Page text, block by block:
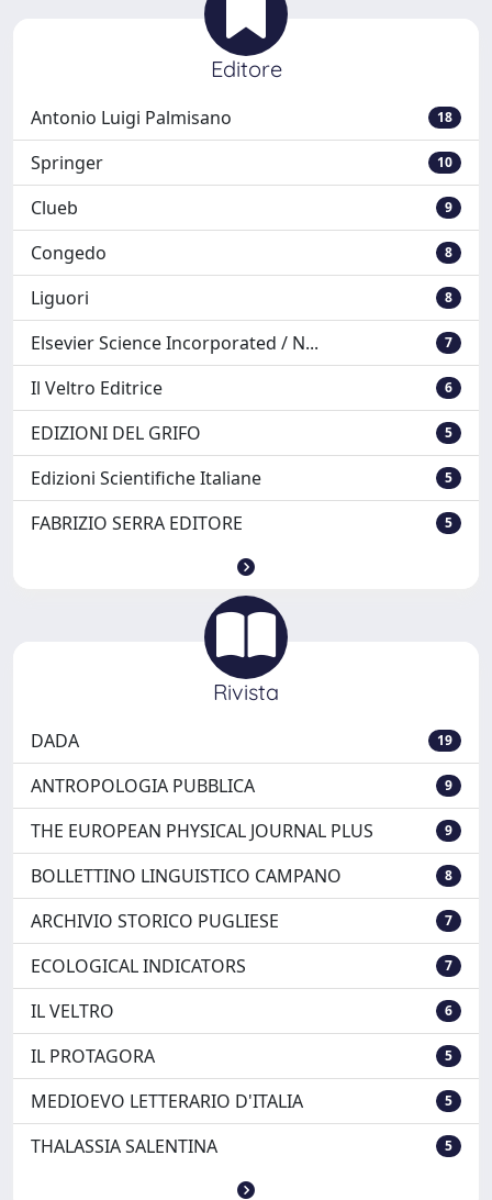
Editore
Antonio Luigi Palmisano 18
Springer 10
Clueb 9
Congedo 8
Liguori 8
Elsevier Science Incorporated / N... 7
Il Veltro Editrice 6
EDIZIONI DEL GRIFO 5
Edizioni Scientifiche Italiane 5
FABRIZIO SERRA EDITORE 5
Rivista
DADA 19
ANTROPOLOGIA PUBBLICA 9
THE EUROPEAN PHYSICAL JOURNAL PLUS 9
BOLLETTINO LINGUISTICO CAMPANO 8
ARCHIVIO STORICO PUGLIESE 7
ECOLOGICAL INDICATORS 7
IL VELTRO 6
IL PROTAGORA 5
MEDIOEVO LETTERARIO D'ITALIA 5
THALASSIA SALENTINA 5